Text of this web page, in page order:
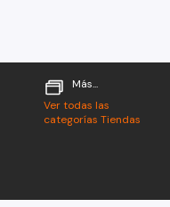
Más...
Ver todas las
categorías Tiendas